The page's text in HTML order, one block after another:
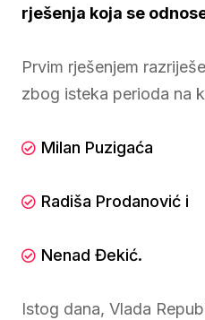
rješenja koja se
Prvim rješenjem
zbog isteka perioda na
Milan Puzigaća
Radiša Prodanović i
Nenad Đekić.
Istog dana, Vlada